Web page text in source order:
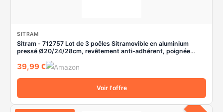
SITRAM
Sitram - 712757 Lot de 3 poêles Sitramovible en aluminium
pressé Ø20/24/28cm, revêtement anti-adhérent, poignée
39,99 €
Voir l'offre